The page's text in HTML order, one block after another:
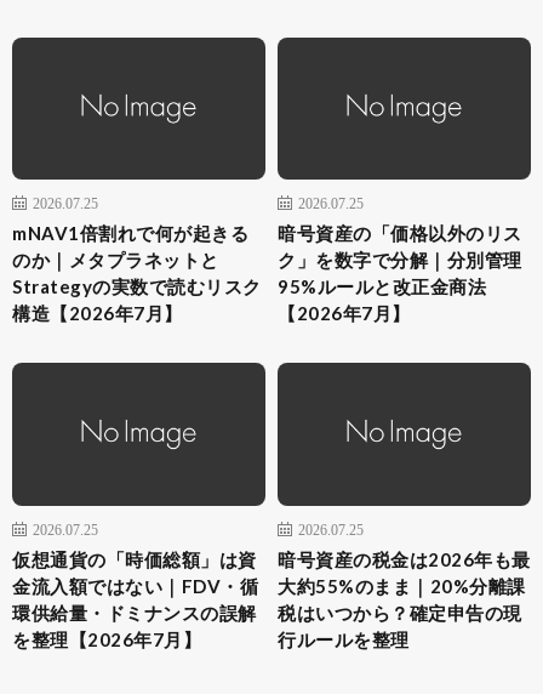
2026.07.25
mNAV1倍割れで何が起きる
のか｜メタプラネットと
Strategyの実数で読むリスク
構造【2026年7月】
2026.07.25
暗号資産の「価格以外のリス
ク」を数字で分解｜分別管理
95%ルールと改正金商法
【2026年7月】
2026.07.25
仮想通貨の「時価総額」は資
金流入額ではない｜FDV・循
環供給量・ドミナンスの誤解
を整理【2026年7月】
2026.07.25
暗号資産の税金は2026年も最
大約55%のまま｜20%分離課
税はいつから？確定申告の現
行ルールを整理